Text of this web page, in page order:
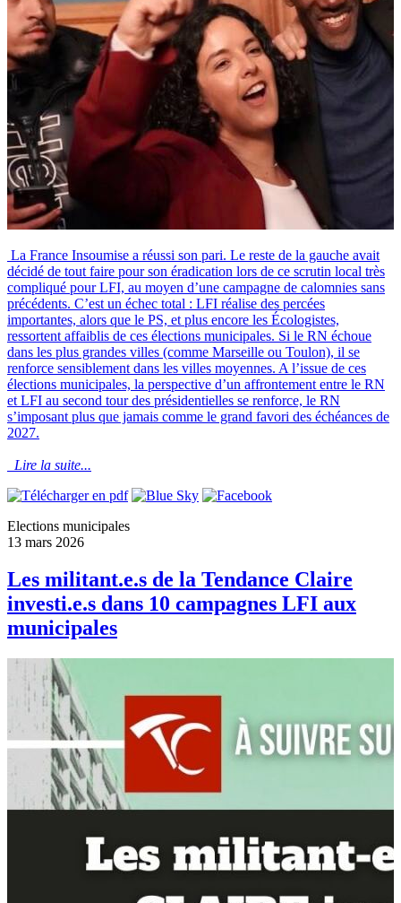
La France Insoumise a réussi son pari. Le reste de la gauche avait
décidé de tout faire pour son éradication lors de ce scrutin local très
compliqué pour LFI, au moyen d’une campagne de calomnies sans
précédents. C’est un échec total : LFI réalise des percées
importantes, alors que le PS, et plus encore les Écologistes,
ressortent affaiblis de ces élections municipales. Si le RN échoue
dans les plus grandes villes (comme Marseille ou Toulon), il se
renforce sensiblement dans les villes moyennes. A l’issue de ces
élections municipales, la perspective d’un affrontement entre le RN
et LFI au second tour des présidentielles se renforce, le RN
s’imposant plus que jamais comme le grand favori des échéances de
2027.
Lire la suite...
Elections municipales
13 mars 2026
Les militant.e.s de la Tendance Claire
investi.e.s dans 10 campagnes LFI aux
municipales